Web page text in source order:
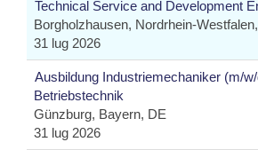
Technical Service and Development
Borgholzhausen, Nordrhein-
31 lug 2026
Ausbildung Industriemechaniker (m/
Betriebstechnik
Günzburg, Bayern, DE
31 lug 2026